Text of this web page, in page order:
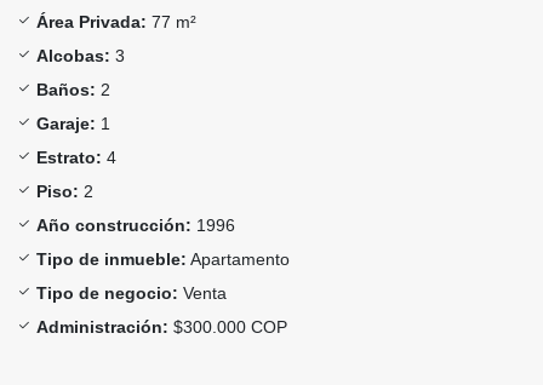
Área Privada: 77 m²
Alcobas: 3
Baños: 2
Garaje: 1
Estrato: 4
Piso: 2
Año construcción: 1996
Tipo de inmueble: Apartamento
Tipo de negocio: Venta
Administración: $300.000 COP